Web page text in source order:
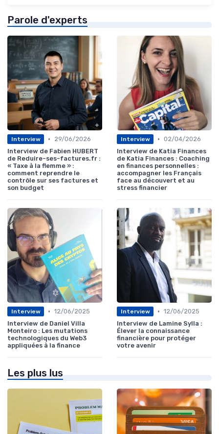
Parole d'experts
Interview •
29/06/2026
Interview de Fabien HUBERT
de Reduire-ses-factures.fr :
« Taxe à la flemme » :
comment reprendre le
contrôle sur ses factures et
son budget
Interview • 02/04/2026
Interview de Katia Finances
de Katia Finances : Coaching
en finances personnelles :
accompagner les Français
face au découvert et au
stress financier
Interview • 12/06/2025
Interview de Daniel Villa
Monteiro : Les mutations
technologiques du Web3
appliquées à la finance
Interview • 12/06/2025
Interview de Lamine Sylla :
Élever la connaissance
financière pour protéger
votre avenir
Les plus lus